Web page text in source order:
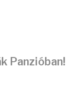
Panzióban!